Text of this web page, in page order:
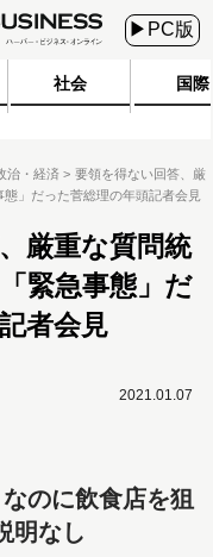
▶PC版
社会 国際
治・経済
要領を得ない回答、厳
」だった菅総理の年頭記者会見
厳重な質問統
緊急事態」だ
者会見
2021.01.07
のに飲食店を狙
明なし